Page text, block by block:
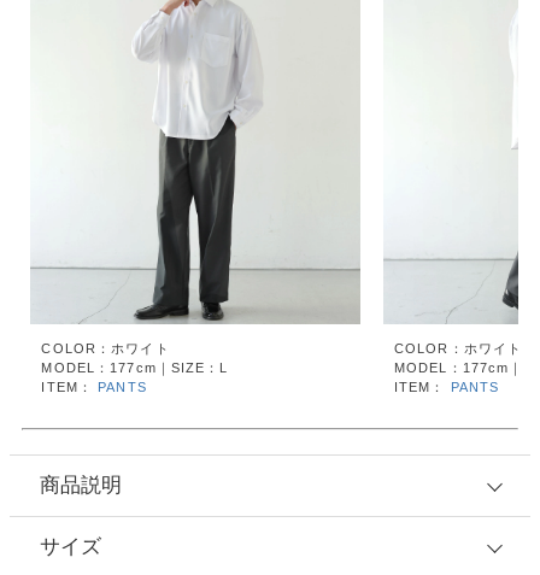
COLOR：ホワイト
MODEL：177cm｜SIZE：L
ITEM： PANTS
COLOR：ホワイト
MODEL：177cm｜
ITEM：
PANTS
商品説明
サイズ